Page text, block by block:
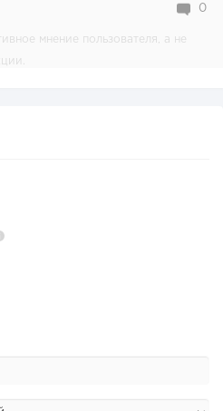
0
мнение пользователя, а не